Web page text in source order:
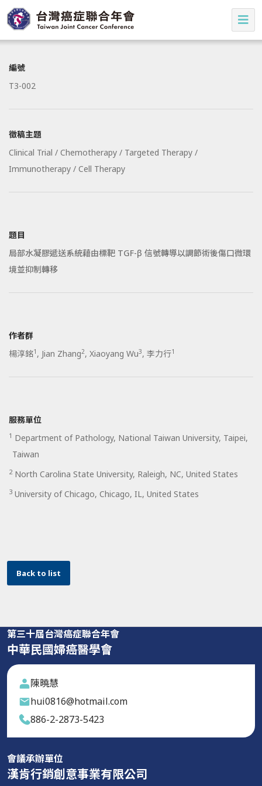
編號
T3-002
徵稿主題
Clinical Trial / Chemotherapy / Targeted Therapy /
Immunotherapy / Cell Therapy
題目
局部水凝膠遞送系統藉由標靶 TGF-β 信號轉導以調節術後傷口微環
境並抑制轉移
作者群
楊淳銘1 , Jian Zhang2, Xiaoyang Wu3, 李力行1
服務單位
1 Department of Pathology, National Taiwan University, Taipei,
Taiwan
2North Carolina State University, Raleigh, NC, United States
3 University of Chicago, Chicago, IL, United States
Back to list
第三十屆台灣癌症聯合年會
中華民國婦癌醫學會
陳曉慧
hui0816@hotmail.com
886-2-2873-5423
會議承辦單位
漢肯行銷創意事業有限公司